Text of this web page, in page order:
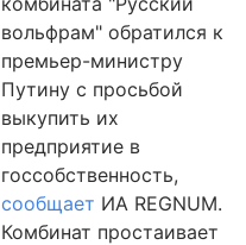
вольфрам" обратился к
премьер-министру
Путину с просьбой
выкупить их
предприятие в
госсобственность,
сообщает ИА REGNUM.
Комбинат простаивает